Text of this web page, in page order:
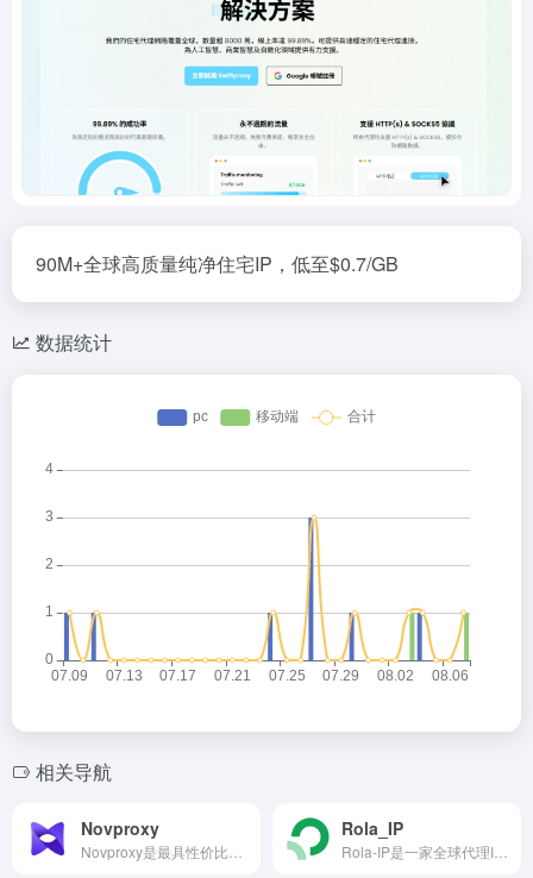
90M+全球高质量纯净住宅IP，低至$0.7/GB
数据统计
相关导航
Novproxy Rola_IP